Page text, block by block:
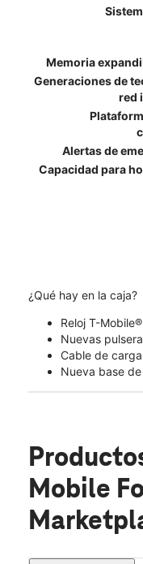
Memoria
Generaciones de
red
Alertas de
Capacidad para
¿Qué hay en la caja?
Reloj T-
Nuevas
Cable de carga
Nueva base
Mobile